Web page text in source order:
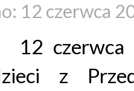
12 czerwca
12 czerwca
z